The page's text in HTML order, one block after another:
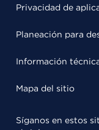
Privacidad de
Planeación para
Información
Mapa del sitio
Síganos en estos